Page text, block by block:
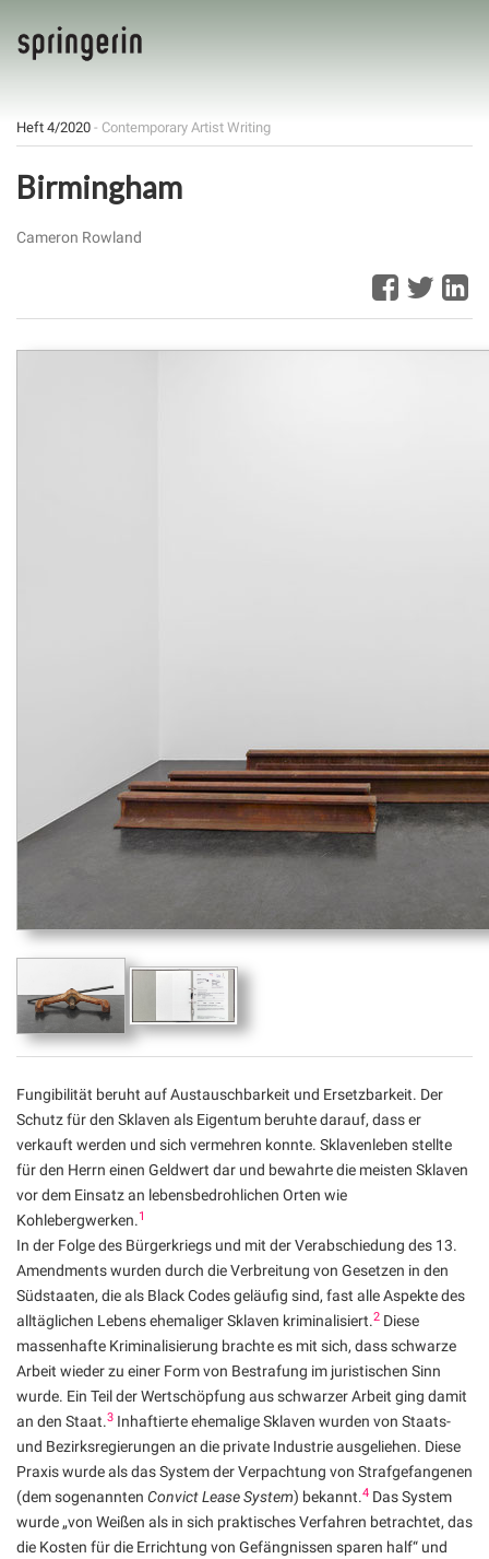
Heft 4/2020 - Contemporary Artist Writing
Birmingham
Cameron Rowland
Fungibilität beruht auf Austauschbarkeit und Ersetzbarkeit. Der
Schutz für den Sklaven als Eigentum beruhte darauf, dass er
verkauft werden und sich vermehren konnte. Sklavenleben stellte
für den Herrn einen Geldwert dar und bewahrte die meisten Sklaven
vor dem Einsatz an lebensbedrohlichen Orten wie
Kohlebergwerken. 1
In der Folge des Bürgerkriegs und mit der Verabschiedung des 13.
Amendments wurden durch die Verbreitung von Gesetzen in den
Südstaaten, die als Black Codes geläufig sind, fast alle Aspekte des
alltäglichen Lebens ehemaliger Sklaven kriminalisiert.2 Diese
massenhafte Kriminalisierung brachte es mit sich, dass schwarze
Arbeit wieder zu einer Form von Bestrafung im juristischen Sinn
wurde. Ein Teil der Wertschöpfung aus schwarzer Arbeit ging damit
an den Staat.3 Inhaftierte ehemalige Sklaven wurden von Staats-
und Bezirksregierungen an die private Industrie ausgeliehen. Diese
Praxis wurde als das System der Verpachtung von Strafgefangenen
(dem sogenannten Convict Lease System) bekannt.4 Das System
wurde „von Weißen als in sich praktisches Verfahren betrachtet, das
die Kosten für die Errichtung von Gefängnissen sparen half“ und